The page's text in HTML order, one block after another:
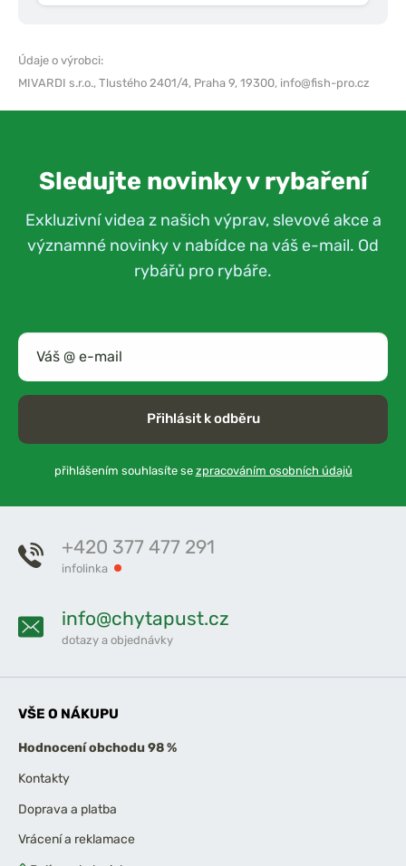
Údaje o výrobci:
MIVARDI s.r.o., Tlustého 2401/4, Praha 9, 19300, info@fish-pro.cz
Sledujte novinky v rybaření
Exkluzivní videa z našich výprav, slevové akce a
významné novinky v nabídce na váš e-mail. Od
rybářů pro rybáře.
Přihlásit k odběru
přihlášením souhlasíte se zpracováním osobních údajů
+420 377 477 291
infolinka
info@chytapust.cz
dotazy a objednávky
VŠE O NÁKUPU
Hodnocení obchodu 98 %
Kontakty
Doprava a platba
Vrácení a reklamace